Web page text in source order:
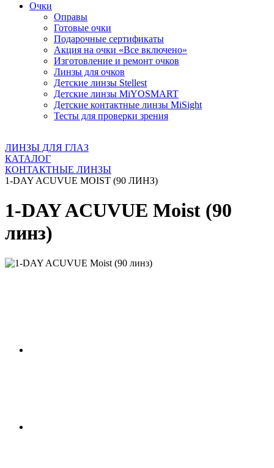
Очки
Оправы
Готовые очки
Подарочные сертификаты
Акция на очки «Все включено»
Изготовление и ремонт очков
Линзы для очков
Детские линзы Stellest
Детские линзы MiYOSMART
Детские контактные линзы MiSight
Тесты для проверки зрения
ЛИНЗЫ ДЛЯ ГЛАЗ
КАТАЛОГ
КОНТАКТНЫЕ ЛИНЗЫ
1-DAY ACUVUE MOIST (90 ЛИНЗ)
1-DAY ACUVUE Moist (90
линз)